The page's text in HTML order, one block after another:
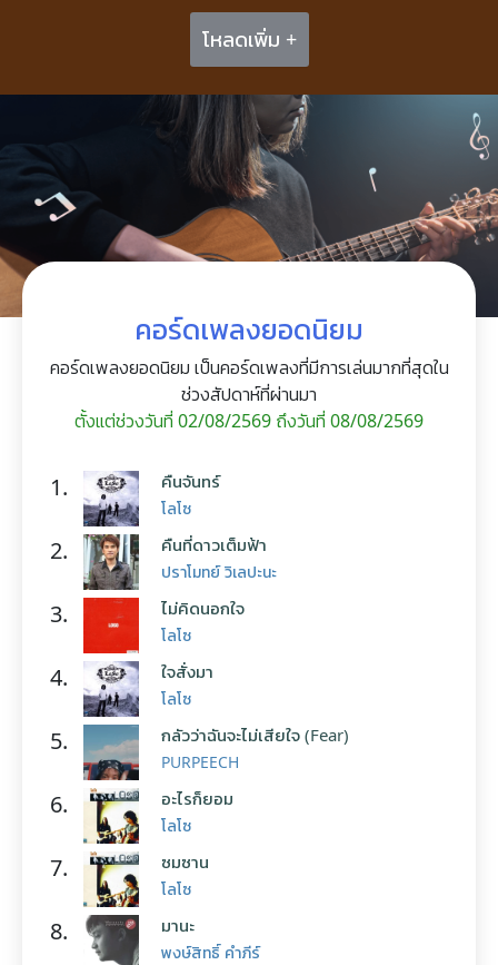
โหลดเพิ่ม +
คอร์ดเพลงยอดนิยม
คอร์ดเพลงยอดนิยม เป็นคอร์ดเพลงที่มีการเล่นมากที่สุดใน
ช่วงสัปดาห์ที่ผ่านมา
ตั้งแต่ช่วงวันที่ 02/08/2569 ถึงวันที่ 08/08/2569
1. คืนจันทร์
โลโซ
2. คืนที่ดาวเต็มฟ้า
ปราโมทย์ วิเลปะนะ
3. ไม่คิดนอกใจ
โลโซ
4. ใจสั่งมา
โลโซ
5. กลัวว่าฉันจะไม่เสียใจ (Fear)
PURPEECH
6. อะไรก็ยอม
โลโซ
7. ซมซาน
โลโซ
8. มานะ
พงษ์สิทธิ์ คำภีร์